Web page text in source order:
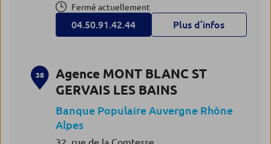
Fermé actuellement
04.50.91.42.44 Plus d’infos
38
Agence MONT BLANC ST
GERVAIS LES BAINS
Banque Populaire Auvergne Rhône
Alpes